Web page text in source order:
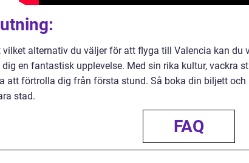
vilket alternativ du väljer för att flyga till Valencia kan du
dig en fantastisk upplevelse. Med sin rika kultur, vackra
att förtrolla dig från första stund. Så boka din biljett
stad.
FAQ